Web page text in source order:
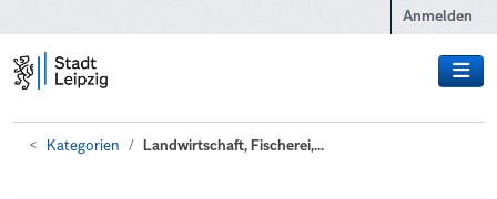
Anmelden
Kategorien Landwirtschaft, Fischerei,...